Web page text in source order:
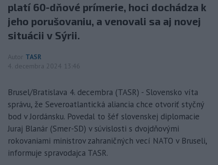
platí 60-dňové prímerie, hoci dochádza k
jeho porušovaniu, a venovali sa aj novej
situácii v Sýrii.
Autor TASR
4. decembra 2024 13:46
Brusel/Bratislava 4. decembra (TASR) - Slovensko víta
správu, že Severoatlantická aliancia chce otvoriť styčný
bod v Jordánsku. Povedal to šéf slovenskej diplomacie
Juraj Blanár (Smer-SD) v súvislosti s dvojdňovými
rokovaniami ministrov zahraničných vecí NATO v Bruseli,
informuje spravodajca TASR.